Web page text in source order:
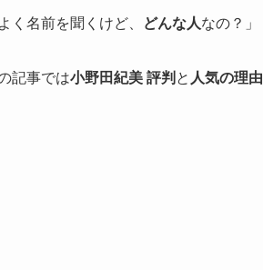
く名前を聞くけど、 どんな人なの？」
記事では小野田紀美 評判 と 人気の理由